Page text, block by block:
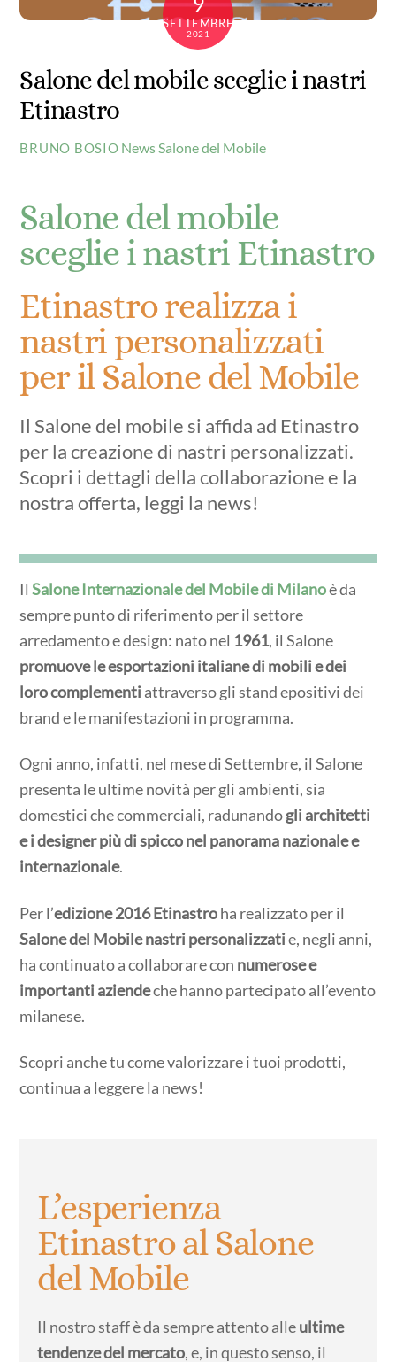
SETTEMBRE
2021
Salone del mobile sceglie i nastri
Etinastro
BRUNO BOSIO NewsSalone del Mobile
Salone del mobile
sceglie i nastri Etinastro
Etinastro realizza i
nastri personalizzati
per il Salone del Mobile
Il Salone del mobile si affida ad Etinastro
per la creazione di nastri personalizzati.
Scopri i dettagli della collaborazione e la
nostra offerta, leggi la news!
IlSalone Internazionale del Mobile di Milanoè da
sempre punto di riferimento per il settore
arredamento e design: nato nel 1961, il Salone
promuove le esportazioni italiane di mobili e dei
loro complementi attraverso gli stand epositivi dei
brand e le manifestazioni in programma.
Ogni anno, infatti, nel mese di Settembre, il Salone
presenta le ultime novità per gli ambienti, sia
domestici che commerciali, radunandogli architetti
e i designer più di spicco nel panorama nazionale e
internazionale.
Per l’edizione 2016 Etinastroha realizzato per il
Salone del Mobile nastri personalizzatie, negli anni,
ha continuato a collaborare con numerose e
importanti aziendeche hanno partecipato all’evento
milanese.
Scopri anche tu come valorizzare i tuoi prodotti,
continua a leggere la news!
L’esperienza
Etinastro al Salone
del Mobile
Il nostro staff è da sempre attento alleultime
tendenze del mercato, e, in questo senso, il